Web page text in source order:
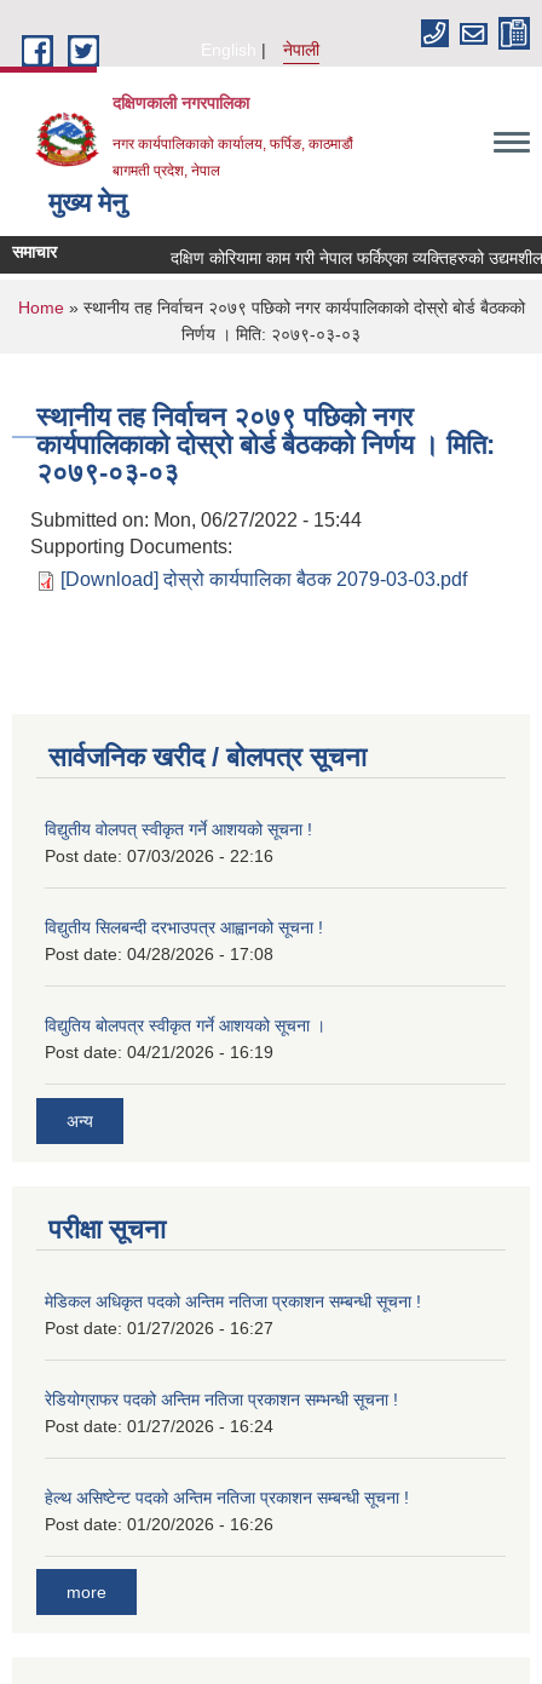
English
नेपाली
दक्षिणकाली नगरपालिका
नगर कार्यपालिकाको कार्यालय, फर्पिङ, काठमाडौं
बागमती प्रदेश, नेपाल
मुख्य मेनु
समाचार दक्षिण कोरियामा काम गरी नेपाल फर्किएका व्यक्तिहरुको
You are here
Home» स्थानीय तह निर्वाचन २०७९ पछिको नगर कार्यपालिकाको दोस्रो बोर्ड बैठकको
निर्णय । मिति: २०७९-०३-०३
स्थानीय तह निर्वाचन २०७९ पछिको नगर
कार्यपालिकाको दोस्रो बोर्ड बैठकको निर्णय । मिति:
२०७९-०३-०३
Submitted on: Mon, 06/27/2022 - 15:44
Supporting Documents:
[Download] दोस्रो कार्यपालिका बैठक 2079-03-03.pdf
सार्वजनिक खरीद / बोलपत्र सूचना
विद्युतीय वोलपत् स्वीकृत गर्ने आशयको सूचना !
Post date: 07/03/2026 - 22:16
विद्युतीय सिलबन्दी दरभाउपत्र आह्वानको सूचना !
Post date: 04/28/2026 - 17:08
विद्युतिय बोलपत्र स्वीकृत गर्ने आशयको सूचना ।
Post date: 04/21/2026 - 16:19
अन्य
परीक्षा सूचना
मेडिकल अधिकृत पदको अन्तिम नतिजा प्रकाशन सम्बन्धी सूचना !
Post date: 01/27/2026 - 16:27
रेडियोग्राफर पदको अन्तिम नतिजा प्रकाशन सम्भन्धी सूचना !
Post date: 01/27/2026 - 16:24
हेल्थ असिष्टेन्ट पदको अन्तिम नतिजा प्रकाशन सम्बन्धी सूचना !
Post date: 01/20/2026 - 16:26
more